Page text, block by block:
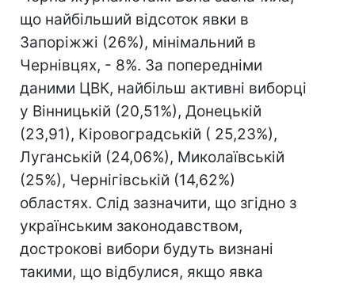
що найбільший відсоток явки в
Запоріжжі (26%), мінімальний в
Чернівцях, - 8%. За попередніми
даними ЦВК, найбільш активні виборці
у Вінницькій (20,51%), Донецькій
(23,91), Кіровоградській ( 25,23%),
Луганській (24,06%), Миколаївській
(25%), Чернігівській (14,62%)
областях. Слід зазначити, що згідно з
українським законодавством,
дострокові вибори будуть визнані
такими, що відбулися, якщо явка